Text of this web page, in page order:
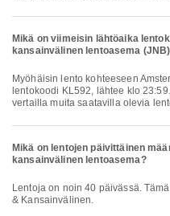
Mikä on viimeisin lähtöaika
kansainvälinen lentoasema
Myöhäisin lento kohteeseen Amsterdam lentoyhtiöllä KLM Royal Dutch,
lentokoodi KL592, lähtee klo
vertailla muita saatavilla olevia
Mikä on lentojen päivittäinen
kansainvälinen lentoasema?
Lentoja on noin 40 päivässä. Tämä lentoasema palvelee lentoa Kotimaan
& Kansainvälinen.